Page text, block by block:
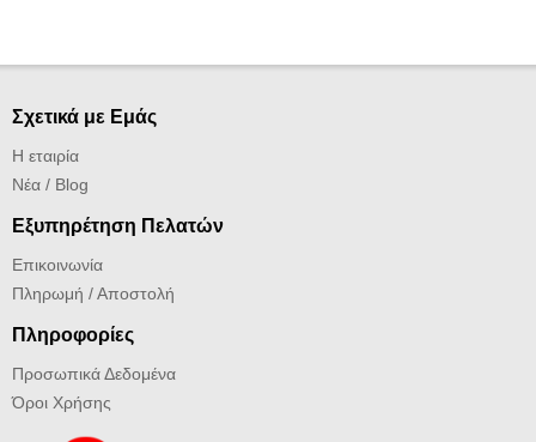
Σχετικά με Εμάς
Η εταιρία
Νέα / Blog
Εξυπηρέτηση Πελατών
Επικοινωνία
Πληρωμή / Αποστολή
Πληροφορίες
Προσωπικά Δεδομένα
Όροι Χρήσης